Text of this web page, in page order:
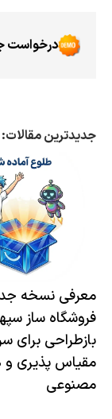
درخواست
جدیدترین مقالات:
معرفی نسخه
فروشگاه ساز
بازطراحی برای
مقیاس پذیری
مصنوعی